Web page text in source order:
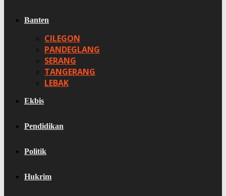
Banten
CILEGON
PANDEGLANG
SERANG
TANGERANG
LEBAK
Ekbis
Pendidikan
Politik
Hukrim